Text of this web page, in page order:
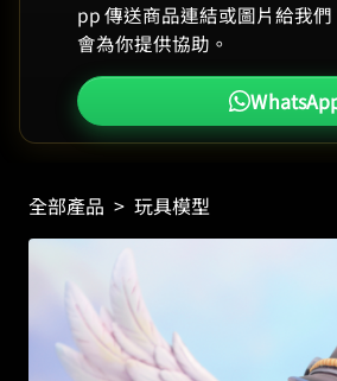
pp 傳送商品連結或圖片給我
會為你提供協助。
全部產品 > 玩具模型